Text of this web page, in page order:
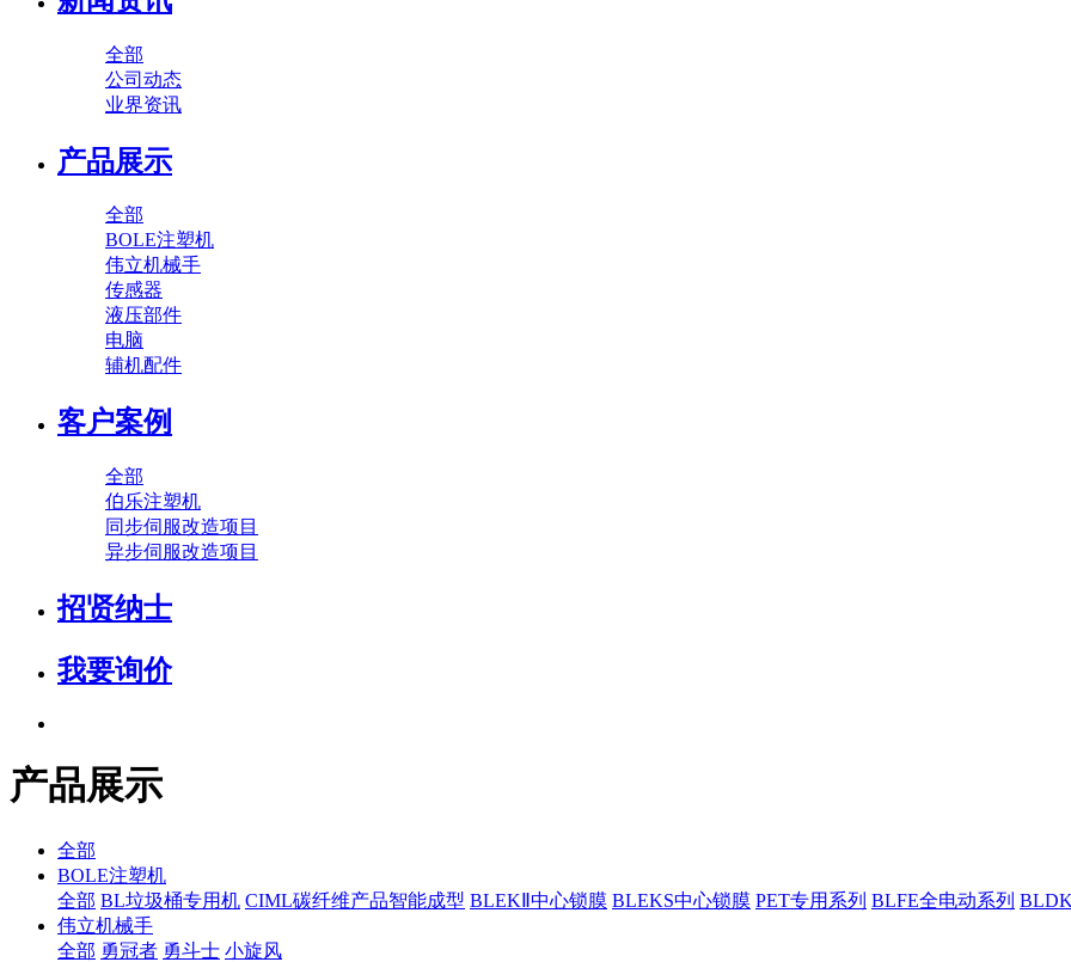
全部
公司动态
业界资讯
产品展示
全部
BOLE注塑机
伟立机械手
传感器
液压部件
电脑
辅机配件
客户案例
全部
伯乐注塑机
同步伺服改造项目
异步伺服改造项目
招贤纳士
我要询价
产品展示
全部
BOLE注塑机
全部 BL垃圾桶专用机 CIML碳纤维产品智能成型 BLEKⅡ中心锁膜 BLEKS中心锁膜 PET专用系列 BLFE全电动系列
伟立机械手
全部 勇冠者 勇斗士 小旋风